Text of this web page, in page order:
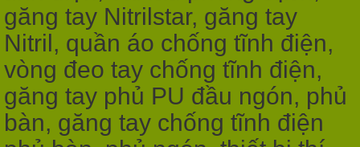
găng tay Nitrilstar, găng tay
Nitril, quần áo chống tĩnh điện,
vòng đeo tay chống tĩnh điện,
găng tay phủ PU đầu ngón, phủ
bàn, găng tay chống tĩnh điện